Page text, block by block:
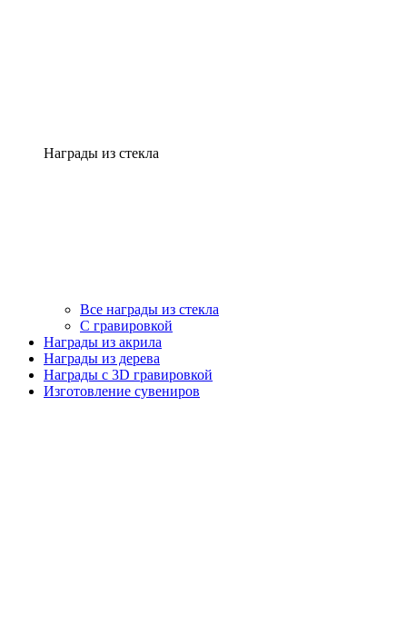
Награды из стекла
Все награды из стекла
С гравировкой
Награды из акрила
Награды из дерева
Награды с 3D гравировкой
Изготовление сувениров